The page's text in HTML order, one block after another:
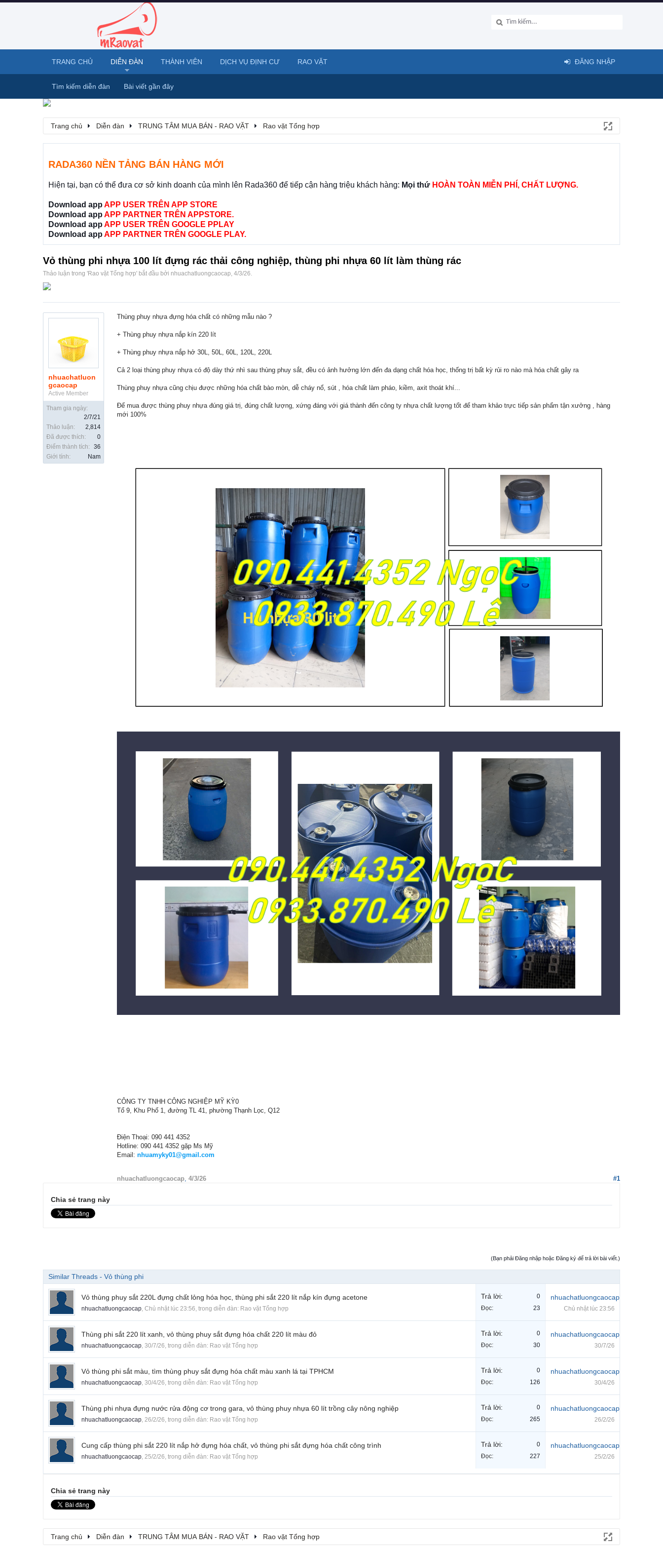
Trang chủ Diễn đàn TRUNG TÂM MUA BÁN - RAO VẶT Rao vặt Tổng hợp
RADA360 NỀN TẢNG BÁN HÀNG MỚI
Hiện tại, bạn có thể đưa cơ sở kinh doanh của mình lên Rada360 để tiếp cận hàng triệu khách hàng: Mọi thứ HOÀN TOÀN MIỄN PHÍ, CHẤT LƯỢNG.
Download app APP USER TRÊN APP STORE
Download app APP PARTNER TRÊN APPSTORE.
Download app APP USER TRÊN GOOGLE PPLAY
Download app APP PARTNER TRÊN GOOGLE PLAY.
Vỏ thùng phi nhựa 100 lít đựng rác thải công nghiệp, thùng phi nhựa 60 lít làm thùng rác
Thảo luận trong 'Rao vặt Tổng hợp' bắt đầu bởi nhuachatluongcaocap, 4/3/26.
nhuachatluon
gcaocap
Active Member
Tham gia ngày:
2/7/21
Thảo luận:
2,814
Đã được thích:
0
Điểm thành tích:
36
Giới tính:
Nam
Thùng phuy nhựa đựng hóa chất có những mẫu nào ?
+ Thùng phuy nhựa nắp kín 220 lít
+ Thùng phuy nhựa nắp hở 30L, 50L, 60L, 120L, 220L
Cả 2 loại thùng phuy nhựa có độ dày thứ nhì sau thùng phuy sắt, đều có ảnh hưởng lớn đến đa dạng chất hóa học, thống trị bất kỳ rủi ro nào mà hóa chất gây ra
Thùng phuy nhựa cũng chịu được những hóa chất bào mòn, dễ cháy nổ, sút , hóa chất làm pháo, kiềm, axit thoát khí...
Để mua được thùng phuy nhựa đúng giá trị, đúng chất lượng, xứng đáng với giá thành đến công ty nhựa chất lượng tốt để tham khảo trực tiếp sản phẩm tận xưởng , hàng
mới 100%
CÔNG TY TNHH CÔNG NGHIỆP MỸ KỲ0
Tổ 9, Khu Phố 1, đường TL 41, phường Thạnh Lọc, Q12
Điện Thoại: 090 441 4352
Hotline: 090 441 4352 gặp Ms Mỹ
Email: nhuamyky01@gmail.com
nhuachatluongcaocap 4/3/26 #1
Chia sẻ trang này
(Bạn phải Đăng nhập hoặc Đăng ký để trả lời bài viết.)
Similar Threads - Vỏ thùng phi
Vỏ thùng phuy sắt 220L đựng chất lỏng hóa học, thùng phi sắt 220 lít nắp kín đựng acetone
nhuachatluongcaocap, Chủ nhật lúc 23:56, trong diễn đàn: Rao vặt Tổng hợp
Trả lời:
0
Đọc:
23
nhuachatluongcaocap
Chủ nhật lúc 23:56
Thùng phi sắt 220 lít xanh, vỏ thùng phuy sắt đựng hóa chất 220 lít màu đỏ
nhuachatluongcaocap, 30/7/26, trong diễn đàn: Rao vặt Tổng hợp
Trả lời:
0
Đọc:
30
nhuachatluongcaocap
30/7/26
Vỏ thùng phi sắt màu, tìm thùng phuy sắt đựng hóa chất màu xanh lá tại TPHCM
nhuachatluongcaocap, 30/4/26, trong diễn đàn: Rao vặt Tổng hợp
Trả lời:
0
Đọc:
126
nhuachatluongcaocap
30/4/26
Thùng phi nhựa đựng nước rửa động cơ trong gara, vỏ thùng phuy nhựa 60 lít trồng cây nông nghiệp
nhuachatluongcaocap, 26/2/26, trong diễn đàn: Rao vặt Tổng hợp
Trả lời:
0
Đọc:
265
nhuachatluongcaocap
26/2/26
Cung cấp thùng phi sắt 220 lít nắp hở đựng hóa chất, vỏ thùng phi sắt đựng hóa chất công trình
nhuachatluongcaocap, 25/2/26, trong diễn đàn: Rao vặt Tổng hợp
Trả lời:
0
Đọc:
227
nhuachatluongcaocap
25/2/26
Chia sẻ trang này
Trang chủ Diễn đàn TRUNG TÂM MUA BÁN - RAO VẶT Rao vặt Tổng hợp
TRANG CHỦ DIỄN ĐÀN
Tìm kiếm diễn đàn Bài viết gần đây
THÀNH VIÊN DỊCH VỤ ĐỊNH CƯ RAO VẶT ĐĂNG NHẬP